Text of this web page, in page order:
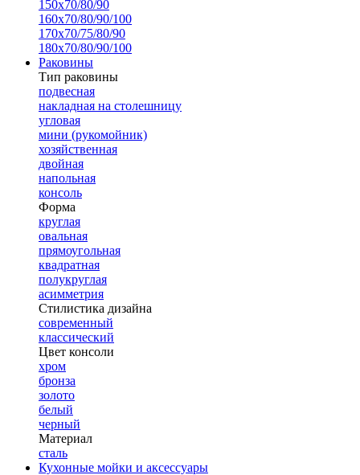
150х70/80/90
160х70/80/90/100
170х70/75/80/90
180х70/80/90/100
Раковины
Тип раковины
подвесная
накладная на столешницу
угловая
мини (рукомойник)
хозяйственная
двойная
напольная
консоль
Форма
круглая
овальная
прямоугольная
квадратная
полукруглая
асимметрия
Стилистика дизайна
современный
классический
Цвет консоли
хром
бронза
золото
белый
черный
Материал
сталь
Кухонные мойки и аксессуары